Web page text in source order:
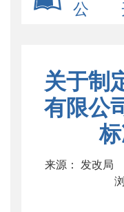
公
关于制
有限公
来源： 发改局